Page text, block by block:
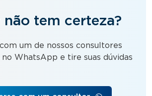
não tem certeza?
um de nossos consultores
no WhatsApp e tire suas dúvidas